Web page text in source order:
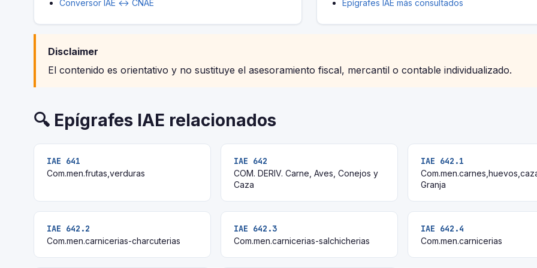
Conversor IAE ↔ CNAE Epígrafes IAE más consultados
Disclaimer
El contenido es orientativo y no sustituye el asesoramiento fiscal, mercantil o contable individualizado.
🔍 Epígrafes IAE relacionados
IAE 641
Com.men.frutas,verduras
IAE 642
COM. DERIV. Carne, Aves, Conejos y
Caza
IAE 642.1
Granja
IAE 642.2
Com.men.carnicerias-charcuterias
IAE 642.3
Com.men.carnicerias-salchicherias
IAE 642.4
Com.men.carnicerias